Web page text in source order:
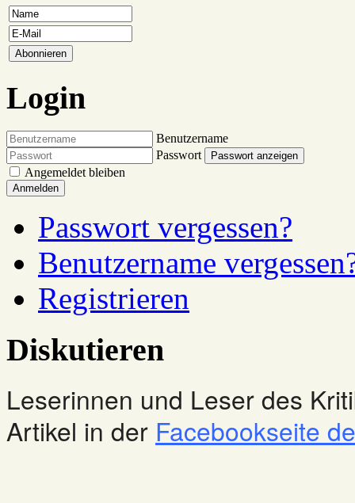
Login
Benutzername
Passwort
Passwort anzeigen
Angemeldet bleiben
Anmelden
Passwort vergessen?
Benutzername
Registrieren
Diskutieren
Leserinnen und Leser des
Artikel in der Facebookseite